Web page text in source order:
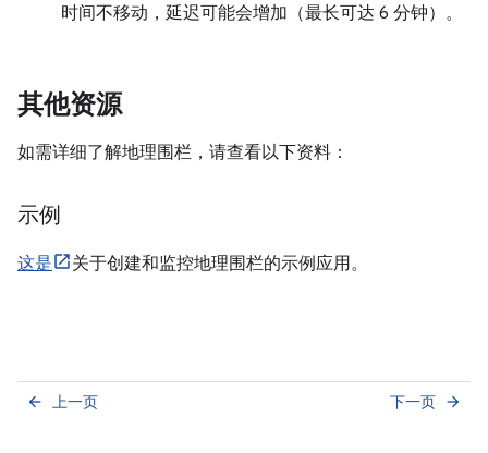
时间不移动，延迟可能会增加（最长可达 6 分钟）。
其他资源
如需详细了解地理围栏，请查看以下资料：
示例
这是 关于创建和监控地理围栏的示例应用。
上一页
arrow_back 下一页 arrow_forward